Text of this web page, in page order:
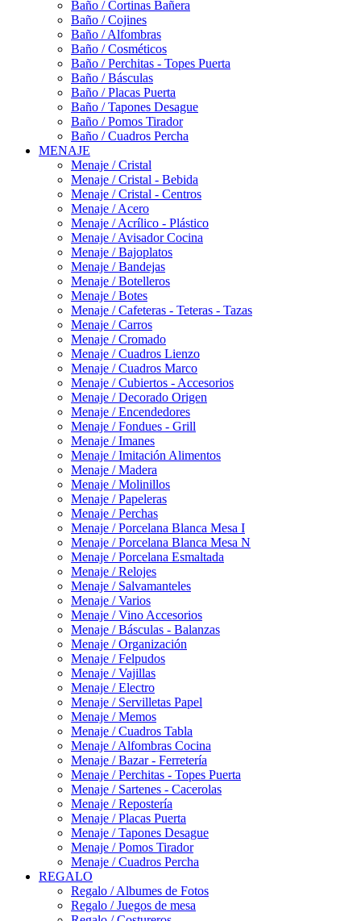
Baño / Cortinas Bañera
Baño / Cojines
Baño / Alfombras
Baño / Cosméticos
Baño / Perchitas - Topes Puerta
Baño / Básculas
Baño / Placas Puerta
Baño / Tapones Desague
Baño / Pomos Tirador
Baño / Cuadros Percha
MENAJE
Menaje / Cristal
Menaje / Cristal - Bebida
Menaje / Cristal - Centros
Menaje / Acero
Menaje / Acrílico - Plástico
Menaje / Avisador Cocina
Menaje / Bajoplatos
Menaje / Bandejas
Menaje / Botelleros
Menaje / Botes
Menaje / Cafeteras - Teteras - Tazas
Menaje / Carros
Menaje / Cromado
Menaje / Cuadros Lienzo
Menaje / Cuadros Marco
Menaje / Cubiertos - Accesorios
Menaje / Decorado Origen
Menaje / Encendedores
Menaje / Fondues - Grill
Menaje / Imanes
Menaje / Imitación Alimentos
Menaje / Madera
Menaje / Molinillos
Menaje / Papeleras
Menaje / Perchas
Menaje / Porcelana Blanca Mesa I
Menaje / Porcelana Blanca Mesa N
Menaje / Porcelana Esmaltada
Menaje / Relojes
Menaje / Salvamanteles
Menaje / Varios
Menaje / Vino Accesorios
Menaje / Básculas - Balanzas
Menaje / Organización
Menaje / Felpudos
Menaje / Vajillas
Menaje / Electro
Menaje / Servilletas Papel
Menaje / Memos
Menaje / Cuadros Tabla
Menaje / Alfombras Cocina
Menaje / Bazar - Ferretería
Menaje / Perchitas - Topes Puerta
Menaje / Sartenes - Cacerolas
Menaje / Repostería
Menaje / Placas Puerta
Menaje / Tapones Desague
Menaje / Pomos Tirador
Menaje / Cuadros Percha
REGALO
Regalo / Albumes de Fotos
Regalo / Juegos de mesa